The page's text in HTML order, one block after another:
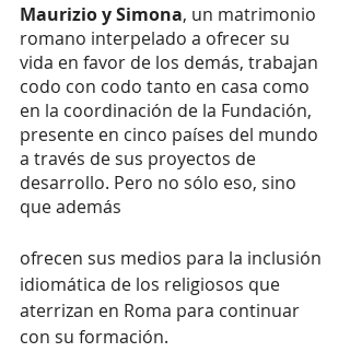
Maurizio y Simona, un matrimonio
romano interpelado a ofrecer su
vida en favor de los demás, trabajan
codo con codo tanto en casa como
en la coordinación de la Fundación,
presente en cinco países del mundo
a través de sus proyectos de
desarrollo. Pero no sólo eso, sino
que además
ofrecen sus medios para la inclusión
idiomática de los religiosos que
aterrizan en Roma para continuar
con su formación.